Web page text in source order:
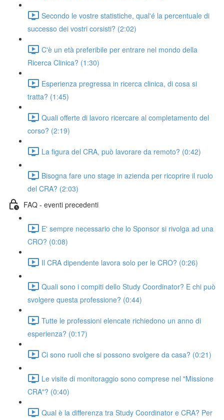
Secondo le vostre statistiche, qual'é la percentuale di
successo dei vostri corsisti? (2:02)
C'è un età preferibile per entrare nel mondo della
Ricerca Clinica? (1:30)
Esperienza pregressa in ricerca clinica, di cosa si
tratta? (1:45)
Quali offerte di lavoro ricercare al completamento del
corso? (2:19)
La figura del CRA, può lavorare da remoto? (0:42)
Bisogna fare uno stage in azienda per ricoprire il ruolo
del CRA? (2:03)
FAQ - eventi precedenti
E' sempre necessario che lo Sponsor si rivolga ad una
CRO? (0:08)
Il CRA dipendente lavora solo per le CRO? (0:26)
Quali sono i compiti dello Study Coordinator? E chi può
svolgere questa professione? (0:44)
Tutte le professioni elencate richiedono un anno di
esperienza? (0:17)
Ci sono ruoli che si possono svolgere da casa? (0:21)
Le visite di monitoraggio sono comprese nel "Missione
CRA"? (0:40)
Qual è la differenza tra Study Coordinator e CRA? Per